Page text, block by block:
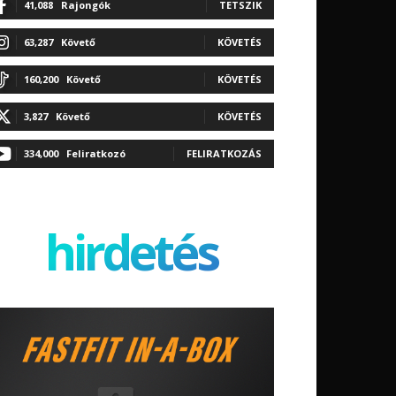
41,088 Rajongók TETSZIK
63,287 Követő KÖVETÉS
160,200 Követő KÖVETÉS
3,827 Követő KÖVETÉS
334,000 Feliratkozó FELIRATKOZÁS
hirdetés